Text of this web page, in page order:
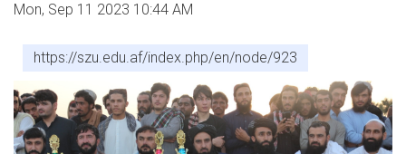
Mon, Sep 11 2023 10:44 AM
https://szu.edu.af/index.php/en/node/923